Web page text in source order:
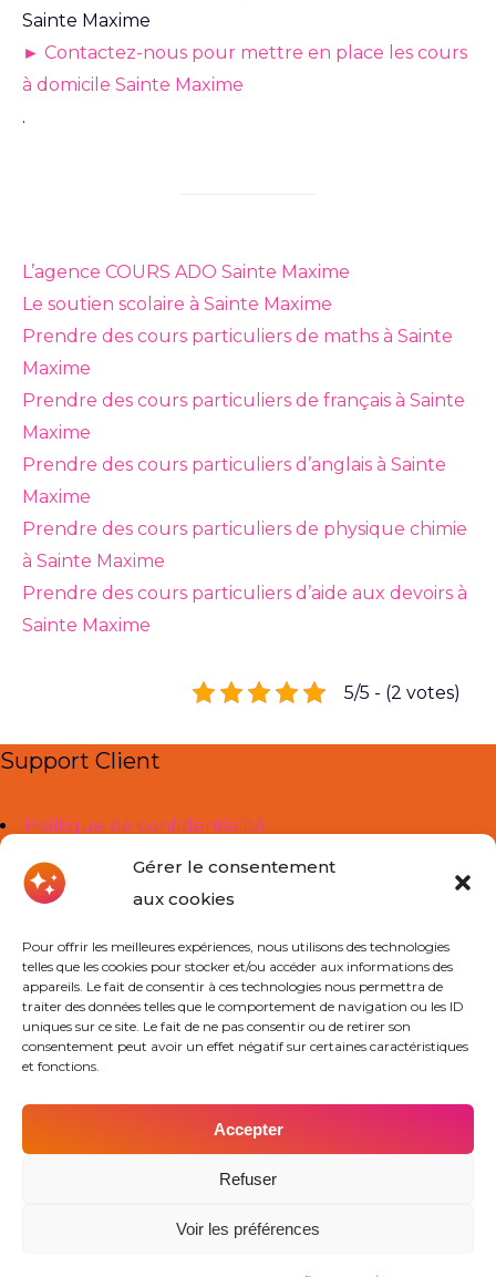
Gérer le consentement
aux cookies
Pour offrir les meilleures expériences, nous utilisons des technologies
telles que les cookies pour stocker et/ou accéder aux informations des
appareils. Le fait de consentir à ces technologies nous permettra de
traiter des données telles que le comportement de navigation ou les ID
uniques sur ce site. Le fait de ne pas consentir ou de retirer son
consentement peut avoir un effet négatif sur certaines caractéristiques
et fonctions.
Accepter
Refuser
Voir les préférences
Sainte Maxime
► Contactez-nous pour mettre en place les cours
à domicile Sainte Maxime
.
L’agence COURS ADO Sainte Maxime
Le soutien scolaire à Sainte Maxime
Prendre des cours particuliers de maths à Sainte
Maxime
Prendre des cours particuliers de français à Sainte
Maxime
Prendre des cours particuliers d’anglais à Sainte
Maxime
Prendre des cours particuliers de physique chimie
à Sainte Maxime
Prendre des cours particuliers d’aide aux devoirs à
Sainte Maxime
5/5 - (2 votes)
Support Client
Politique de confidentialité
Mentions légales
À propos de nous
Cours Particuliers
Actualités
Contact